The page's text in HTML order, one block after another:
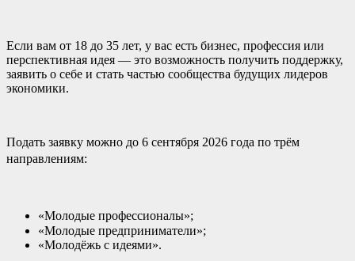
Если вам от 18 до 35 лет, у вас есть бизнес, профессия или
перспективная идея — это возможность получить поддержку,
заявить о себе и стать частью сообщества будущих лидеров
экономики.
Подать заявку можно до 6 сентября 2026 года по трём
направлениям:
«Молодые профессионалы»;
«Молодые предприниматели»;
«Молодёжь с идеями».